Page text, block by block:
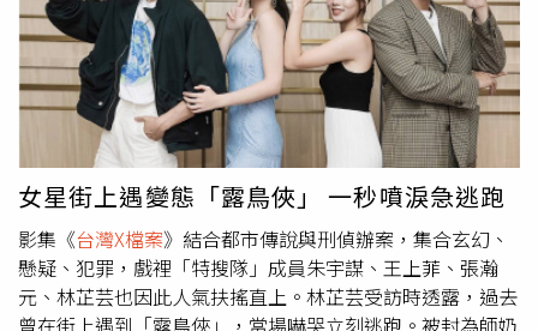
這角色，我覺得是我接過最有挑戰性跟正反角色很立體的一
個，演起來可以很盡情的壞，到後面又可以眼神壞中帶好，
演起來真的非常過癮。」羅平也透露，劇情發展也出乎自己
原本的預設，「我本來以為李威會為了保護小紅對付警察，
不惜壞到徹底，但是沒想到這樣的轉折，讓我覺得李威這個
角色很有深度。」演出《台灣X檔案
》，羅平有好幾場戲都
很難忘，有一場戲是他跟神明訴說自己的心聲，講到一把鼻
涕一把眼淚，看到楊雅筑則立馬落淚。另外羅平與劉書宏的
對戲，也激盪出火花，「我們有太多用眼神交鋒的橋段，我
會因為跟劉書宏用眼過度，眼淚不知不覺就流下來，攝影師
還幫我取一個『淚眼殺手』的外號」，明明表現出來很兇，
女星街上遇變態「露鳥俠」 一秒噴淚急逃跑
影集《台灣X檔案》結合都市傳說與刑偵辦案，集合玄幻、
懸疑、犯罪，戲裡「特搜隊」成員朱宇謀、王上菲、張瀚
元、林芷芸也因此人氣扶搖直上。林芷芸受訪時透露，過去
曾在街上遇到「露鳥俠」，當場嚇哭立刻逃跑。被封為師奶